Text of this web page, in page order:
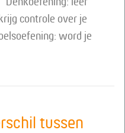
controle over je
word je
tussen